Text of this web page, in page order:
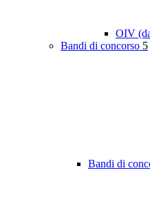
OIV
Bandi di concorso 5
Bandi di